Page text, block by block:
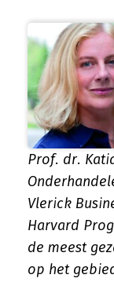
Prof. dr.
Vlerick
Harvard
de meest
op het